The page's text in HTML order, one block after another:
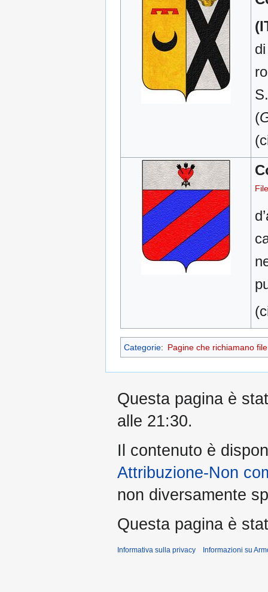
(
Categorie: Pagine che richiamano
Questa pagina è
alle 21:30.
Il contenuto è
Attribuzione-Non
non diversamente
Questa pagina è
Informativa sulla privacy Informazioni su